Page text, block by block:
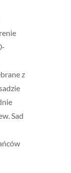
z
Sad